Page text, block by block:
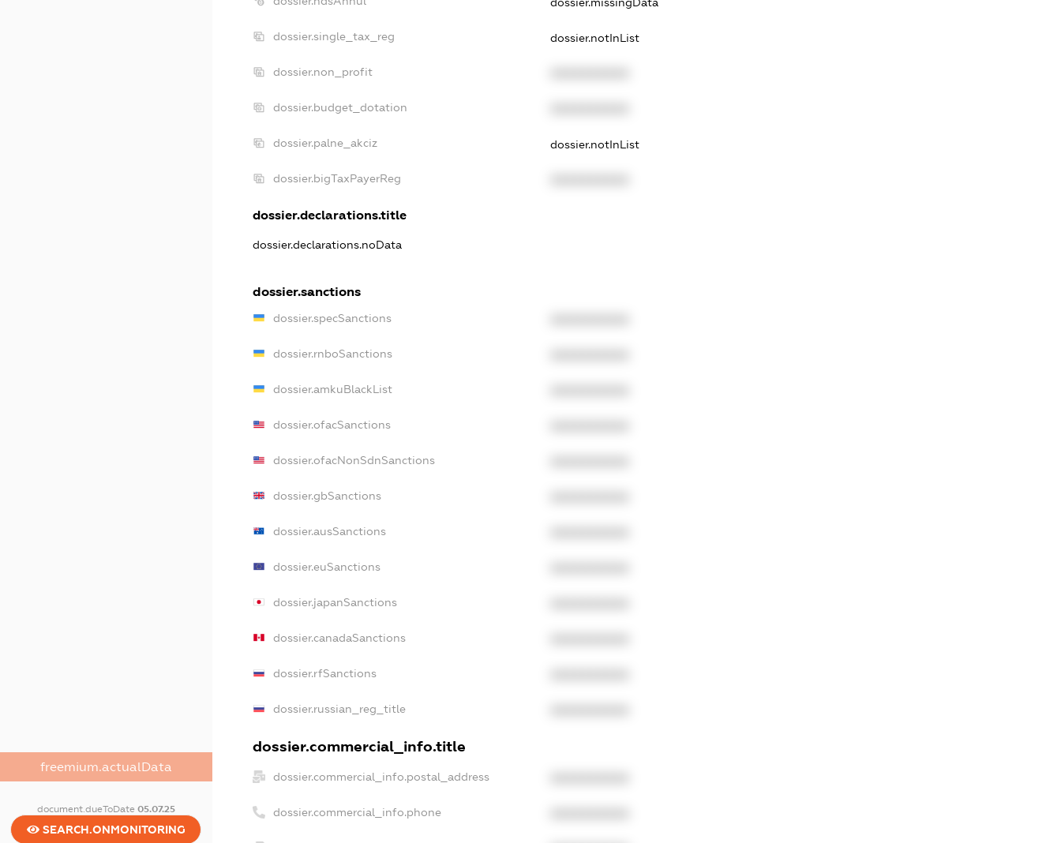
freemium.actualData
document.dueToDate 05.07.25
SEARCH.ONMONITORING
dossier.single_tax_reg dossier.notInList
dossier.non_profit
dossier.budget_dotation
dossier.palne_akciz dossier.notInList
dossier.bigTaxPayerReg
dossier.declarations.title
dossier.declarations.noData
dossier.sanctions
dossier.specSanctions
dossier.rnboSanctions
dossier.amkuBlackList
dossier.ofacSanctions
dossier.ofacNonSdnSanctions
dossier.gbSanctions
dossier.ausSanctions
dossier.euSanctions
dossier.japanSanctions
dossier.canadaSanctions
dossier.rfSanctions
dossier.russian_reg_title
dossier.commercial_info.title
dossier.commercial_info.postal_address
dossier.commercial_info.phone